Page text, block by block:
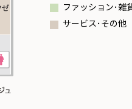
ファッション･雑
サービス･その他